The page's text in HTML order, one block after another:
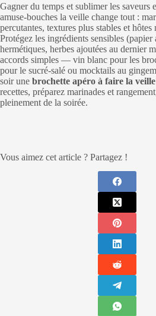
Gagner du temps et sublimer les saveurs
amuse-bouches la veille change tout :
percutantes, textures plus stables et hôtes
Protégez les ingrédients sensibles (papier
hermétiques, herbes ajoutées au dernier
accords simples — vin blanc pour les
pour le sucré-salé ou mocktails au
soir une brochette apéro à faire la veille
recettes, préparez marinades et
pleinement de la soirée.
Vous aimez cet article ? Partagez !